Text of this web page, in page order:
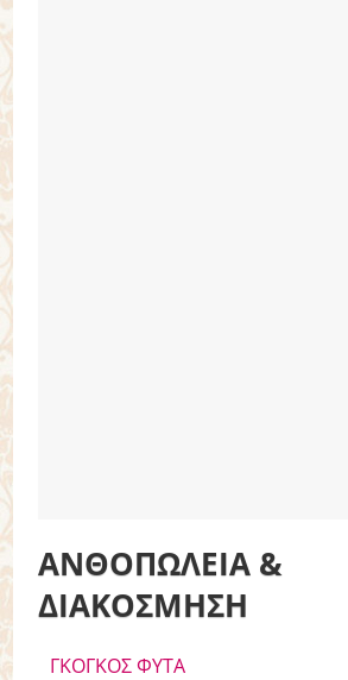
ΑΝΘΟΠΩΛΕΙΑ &
ΔΙΑΚΟΣΜΗΣΗ
ΓΚΟΓΚΟΣ ΦΥΤΑ